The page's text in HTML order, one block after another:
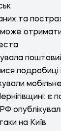
та
може
є
на Київ